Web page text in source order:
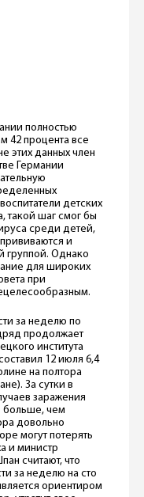
полностью
42 процента все
этих данных член
Германии
детских
такой шаг смог бы
среди детей,
и
группой. Однако
для широких
при
за неделю по
продолжает
института
12 июля 6,4
на полтора
За сутки в
заражения
больше, чем
довольно
могут потерять
и министр
считают, что
за неделю на сто
ориентиром